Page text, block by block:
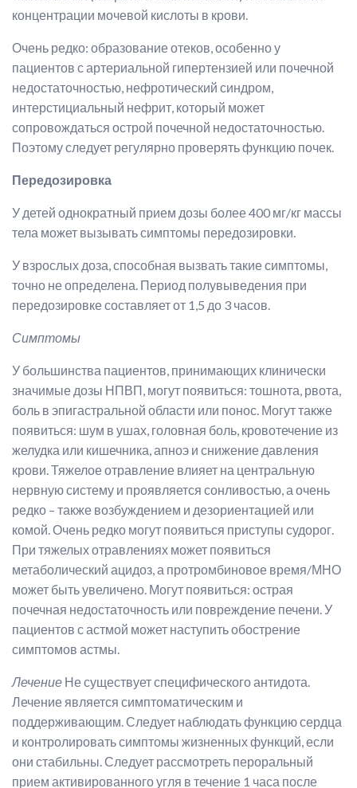
концентрации мочевой кислоты в крови.
Очень редко: образование отеков, особенно у
пациентов с артериальной гипертензией или почечной
недостаточностью, нефротический синдром,
интерстициальный нефрит, который может
сопровождаться острой почечной недостаточностью.
Поэтому следует регулярно проверять функцию почек.
Передозировка
У детей однократный прием дозы более 400 мг/кг массы
тела может вызывать симптомы передозировки.
У взрослых доза, способная вызвать такие симптомы,
точно не определена. Период полувыведения при
передозировке составляет от 1,5 до 3 часов.
Симптомы
У большинства пациентов, принимающих клинически
значимые дозы НПВП, могут появиться: тошнота, рвота,
боль в эпигастральной области или понос. Могут также
появиться: шум в ушах, головная боль, кровотечение из
желудка или кишечника, апноэ и снижение давления
крови. Тяжелое отравление влияет на центральную
нервную систему и проявляется сонливостью, а очень
редко – также возбуждением и дезориентацией или
комой. Очень редко могут появиться приступы судорог.
При тяжелых отравлениях может появиться
метаболический ацидоз, а протромбиновое время/МНО
может быть увеличено. Могут появиться: острая
почечная недостаточность или повреждение печени. У
пациентов с астмой может наступить обострение
симптомов астмы.
Лечение Не существует специфического антидота.
Лечение является симптоматическим и
поддерживающим. Следует наблюдать функцию сердца
и контролировать симптомы жизненных функций, если
они стабильны. Следует рассмотреть пероральный
прием активированного угля в течение 1 часа после